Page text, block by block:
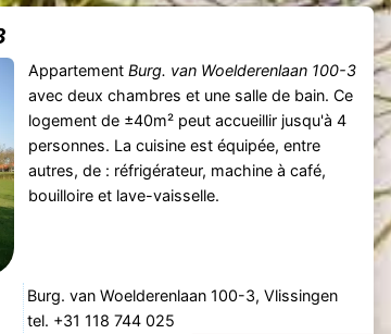
Appartement Burg. van Woelderenlaan 100-3
avec deux chambres et une salle de bain. Ce
logement de ±40m² peut accueillir jusqu'à 4
personnes. La cuisine est équipée, entre
autres, de : réfrigérateur, machine à café,
bouilloire et lave-vaisselle.
Burg. van Woelderenlaan 100-3, Vlissingen
tel. +31 118 744 025